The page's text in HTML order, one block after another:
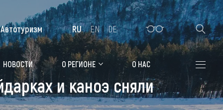
Алтайская зимовка
Где остановиться
НОВОСТИ О РЕГИОНЕ О НАС
Автотуризм RU EN DE
и каноэ сняли